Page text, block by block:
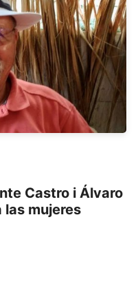
Castro i Álvaro
las mujeres